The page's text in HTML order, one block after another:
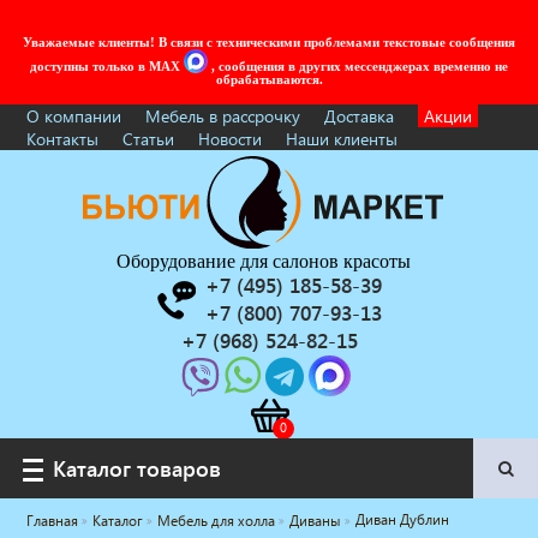
Уважаемые клиенты! В связи с техническими проблемами текстовые сообщения
доступны только в MAX
, сообщения в других мессенджерах временно не
обрабатываются.
О компании Мебель в рассрочку Доставка
Акции
Контакты
Статьи Новости Наши клиенты
Оборудование для салонов красоты
+7 (495) 185-58-39
+7 (800) 707-93-13
+7 (968) 524-82-15
Каталог товаров
Каталог товаров
Главная Каталог Мебель для холла Диваны Диван Дублин